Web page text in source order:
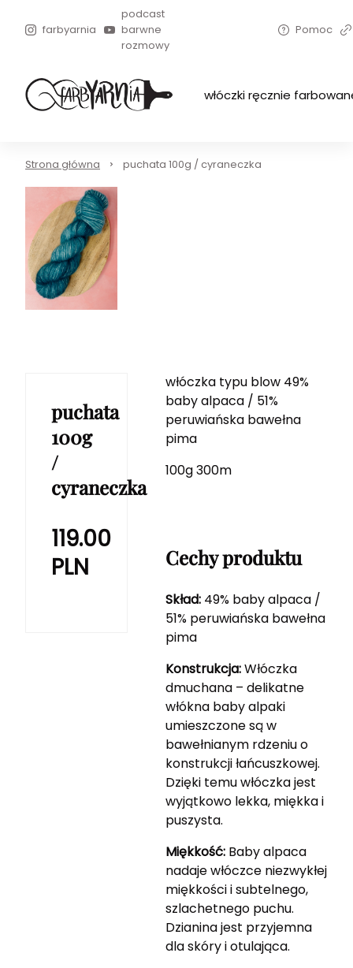
farbyarnia
podcast
barwne
rozmowy
Pomoc
włóczki ręcznie
Strona główna puchata 100g / cyraneczka
puchata
100g
/
cyraneczka
119.00
PLN
włóczka typu blow 49%
baby alpaca / 51%
peruwiańska bawełna
pima
100g 300m
Cechy produktu
Skład:49% baby alpaca /
51% peruwiańska bawełna
pima
Konstrukcja:Włóczka
dmuchana – delikatne
włókna baby alpaki
umieszczone są w
bawełnianym rdzeniu o
konstrukcji łańcuszkowej.
Dzięki temu włóczka jest
wyjątkowo lekka, miękka i
puszysta.
Miękkość:Baby alpaca
nadaje włóczce niezwykłej
miękkości i subtelnego,
szlachetnego puchu.
Dzianina jest przyjemna
dla skóry i otulająca.